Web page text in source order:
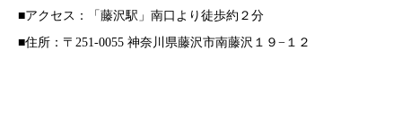
■アクセス：「藤沢駅」南口より徒歩約２分
■住所：〒251-0055 神奈川県藤沢市南藤沢１９−１２